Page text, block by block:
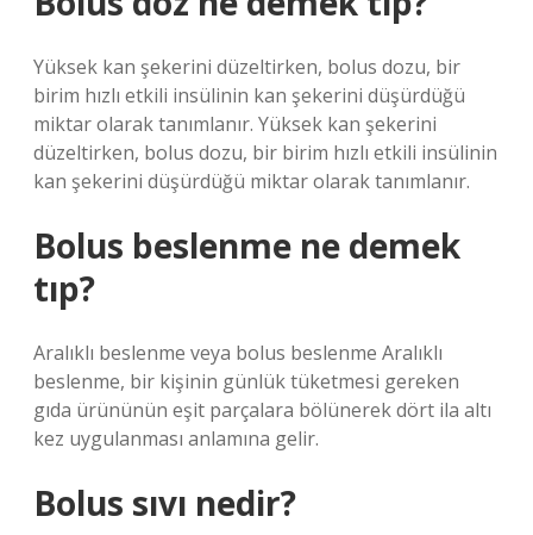
Yüksek kan şekerini düzeltirken, bolus dozu, bir
birim hızlı etkili insülinin kan şekerini düşürdüğü
miktar olarak tanımlanır. Yüksek kan şekerini
düzeltirken, bolus dozu, bir birim hızlı etkili insülinin
kan şekerini düşürdüğü miktar olarak tanımlanır.
Bolus beslenme ne demek
tıp?
Aralıklı beslenme veya bolus beslenme Aralıklı
beslenme, bir kişinin günlük tüketmesi gereken
gıda ürününün eşit parçalara bölünerek dört ila altı
kez uygulanması anlamına gelir.
Bolus sıvı nedir?